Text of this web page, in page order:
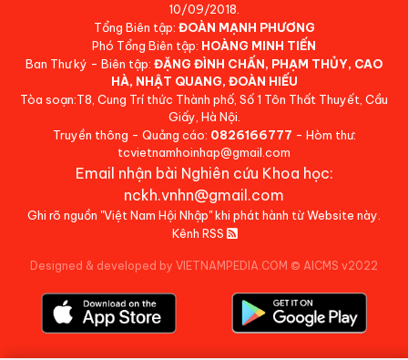
10/09/2018.
Tổng Biên tập: ĐOÀN MẠNH PHƯƠNG
Phó Tổng Biên tập: HOÀNG MINH TIẾN
Ban Thư ký - Biên tập: ĐẶNG ĐÌNH CHẤN, PHẠM THỦY, CAO
HÀ, NHẬT QUANG, ĐOÀN HIẾU
Tòa soạn:T8, Cung Trí thức Thành phố, Số 1 Tôn Thất Thuyết, Cầu
Giấy, Hà Nội.
Truyền thông - Quảng cáo: 0826166777 - Hòm thư:
tcvietnamhoinhap@gmail.com
Email nhận bài Nghiên cứu Khoa học:
nckh.vnhn@gmail.com
Ghi rõ nguồn "Việt Nam Hội Nhập" khi phát hành từ Website này.
Kênh RSS
Designed & developed by VIETNAMPEDIA.COM © AICMS v2022